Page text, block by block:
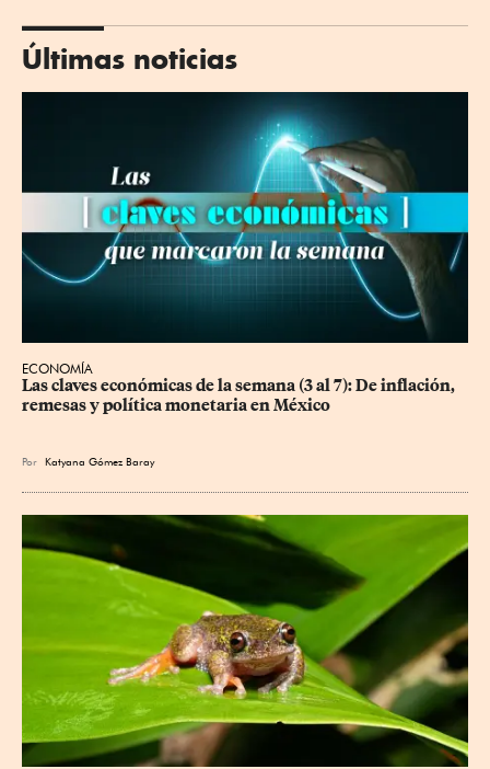
Últimas noticias
ECONOMÍA
Las claves económicas de la semana (3 al 7): De inflación,
remesas y política monetaria en México
Por Katyana Gómez Baray